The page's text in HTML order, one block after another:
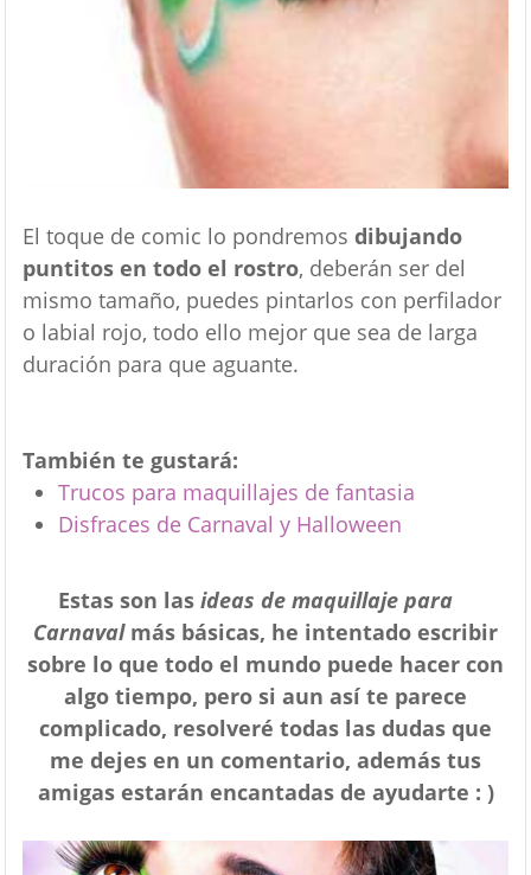
El toque de comic lo pondremos dibujando
puntitos en todo el rostro, deberán ser del
mismo tamaño, puedes pintarlos con perfilador
o labial rojo, todo ello mejor que sea de larga
duración para que aguante.
También te gustará:
Trucos para maquillajes de fantasia
Disfraces de Carnaval y Halloween
Estas son las ideas de maquillaje para
Carnavalmás básicas, he intentado escribir
sobre lo que todo el mundo puede hacer con
algo tiempo, pero si aun así te parece
complicado, resolveré todas las dudas que
me dejes en un comentario, además tus
amigas estarán encantadas de ayudarte : )